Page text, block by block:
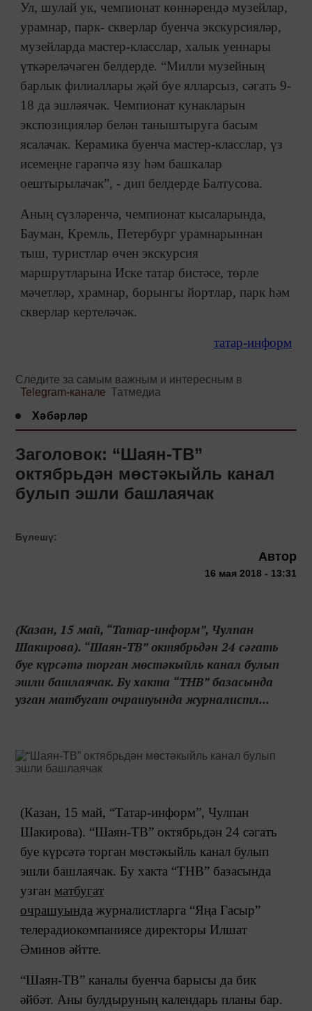
Ул, шулай ук, чемпионат көннәрендә музейлар,
урамнар, парк- скверлар буенча экскурсияләр,
музейларда мастер-класслар, халык уеннары
үткәреләчәген белдерде. “Милли музейның
барлык филиаллары җәй буе ялларсыз, сәгать 9-
18 да эшләячәк. Чемпионат кунакларын
экспозицияләр белән таныштыруга басым
ясалачак. Керамика буенча мастер-класслар, үз
исемеңне гарәпчә язу һәм башкалар
оештырылачак”, - дип белдерде Балтусова.
Аның сүзләренчә, чемпионат кысаларында,
Бауман, Кремль, Петербург урамнарыннан
тыш, туристлар өчен экскурсия
маршрутларына Иске татар бистәсе, төрле
мәчетләр, храмнар, борынгы йортлар, парк һәм
скверлар кертеләчәк.
татар-информ
Следите за самым важным и интересным в
Telegram-канале Татмедиа
Хәбәрләр
Заголовок: “Шаян-ТВ”
октябрьдән мөстәкыйль канал
булып эшли башлаячак
Бүлешү:
Автор
16 мая 2018 - 13:31
(Казан, 15 май, “Татар-информ”, Чулпан
Шакирова). “Шаян-ТВ” октябрьдән 24 сәгать
буе күрсәтә торган мөстәкыйль канал булып
эшли башлаячак. Бу хакта “ТНВ” базасында
узган матбугат очрашуында журналистл...
(Казан, 15 май, “Татар-информ”, Чулпан
Шакирова). “Шаян-ТВ” октябрьдән 24 сәгать
буе күрсәтә торган мөстәкыйль канал булып
эшли башлаячак. Бу хакта “ТНВ” базасында
узган матбугат
очрашуында журналистларга “Яңа Гасыр”
телерадиокомпаниясе директоры Илшат
Әминов әйтте.
“Шаян-ТВ” каналы буенча барысы да бик
әйбәт. Аны булдыруның календарь планы бар.